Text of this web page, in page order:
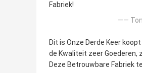
Fabriek!
——
Dit is Onze Derde Keer
de Kwaliteit zeer Goederen,
Deze Betrouwbare Fabriek